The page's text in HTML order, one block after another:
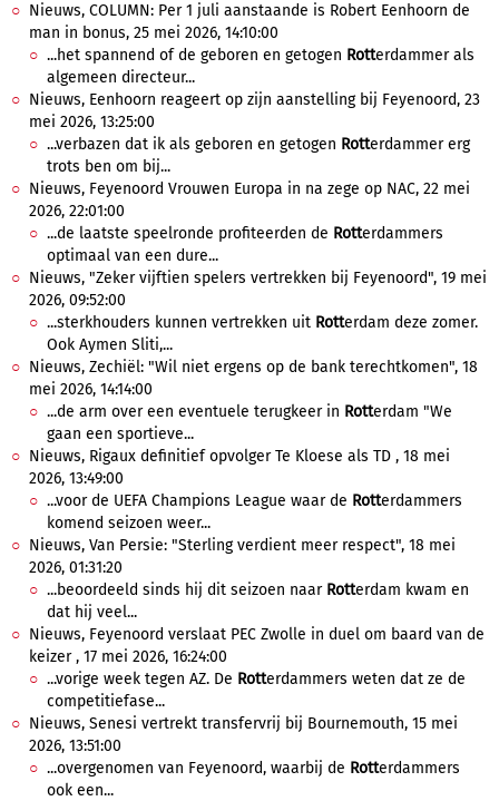
Nieuws, COLUMN: Per 1 juli aanstaande is Robert Eenhoorn de
man in bonus, 25 mei 2026, 14:10:00
...het spannend of de geboren en getogen Rotterdammer als
algemeen directeur...
Nieuws, Eenhoorn reageert op zijn aanstelling bij Feyenoord, 23
mei 2026, 13:25:00
...verbazen dat ik als geboren en getogen Rotterdammer erg
trots ben om bij...
Nieuws, Feyenoord Vrouwen Europa in na zege op NAC, 22 mei
2026, 22:01:00
...de laatste speelronde profiteerden de Rotterdammers
optimaal van een dure...
Nieuws, "Zeker vijftien spelers vertrekken bij Feyenoord", 19 mei
2026, 09:52:00
...sterkhouders kunnen vertrekken uit Rotterdam deze zomer.
Ook Aymen Sliti,...
Nieuws, Zechiël: "Wil niet ergens op de bank terechtkomen", 18
mei 2026, 14:14:00
...de arm over een eventuele terugkeer in Rotterdam "We
gaan een sportieve...
Nieuws, Rigaux definitief opvolger Te Kloese als TD , 18 mei
2026, 13:49:00
...voor de UEFA Champions League waar de Rotterdammers
komend seizoen weer...
Nieuws, Van Persie: "Sterling verdient meer respect", 18 mei
2026, 01:31:20
...beoordeeld sinds hij dit seizoen naar Rotterdam kwam en
dat hij veel...
Nieuws, Feyenoord verslaat PEC Zwolle in duel om baard van de
keizer , 17 mei 2026, 16:24:00
...vorige week tegen AZ. De Rotterdammers weten dat ze de
competitiefase...
Nieuws, Senesi vertrekt transfervrij bij Bournemouth, 15 mei
2026, 13:51:00
...overgenomen van Feyenoord, waarbij de Rotterdammers
ook een...